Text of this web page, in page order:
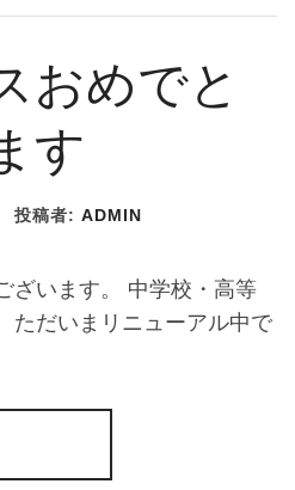
おめでと
す
投稿者: ADMIN
ざいます。 中学校・高等
ただいまリニューアル中で